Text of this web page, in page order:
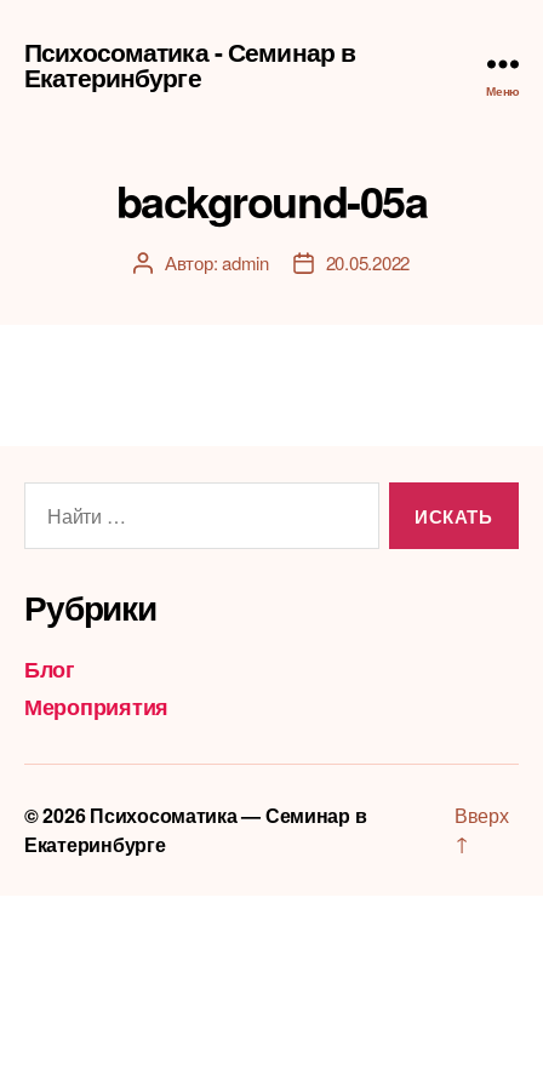
Психосоматика - Семинар в
Екатеринбурге Меню
background-05a
АвторАвтор:admin
Дата20.05.2022
Рубрики
Блог
Мероприятия
© 2026Психосоматика — Семинар в
Екатеринбурге
Вверх
↑